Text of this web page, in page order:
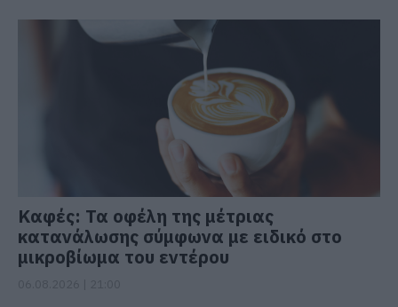
Καφές: Τα οφέλη της μέτριας
κατανάλωσης σύμφωνα με ειδικό στο
μικροβίωμα του εντέρου